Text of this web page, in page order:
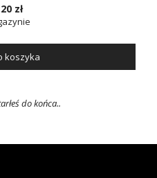
zł
koszyka
do końca..